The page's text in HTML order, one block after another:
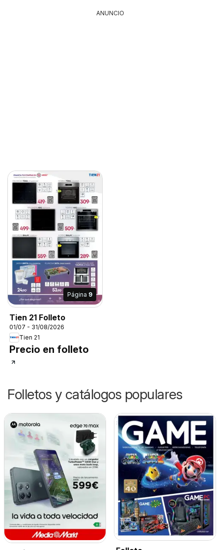
ANUNCIO
Página 9
Tien 21 Folleto
01/07 - 31/08/2026
Tien 21
Precio en folleto
Folletos y catálogos populares